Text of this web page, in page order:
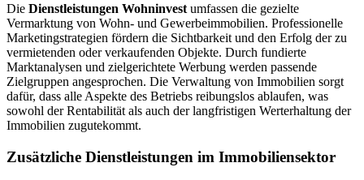
Die Dienstleistungen Wohninvest umfassen die gezielte
Vermarktung von Wohn- und Gewerbeimmobilien. Professionelle
Marketingstrategien fördern die Sichtbarkeit und den Erfolg der zu
vermietenden oder verkaufenden Objekte. Durch fundierte
Marktanalysen und zielgerichtete Werbung werden passende
Zielgruppen angesprochen. Die Verwaltung von Immobilien sorgt
dafür, dass alle Aspekte des Betriebs reibungslos ablaufen, was
sowohl der Rentabilität als auch der langfristigen Werterhaltung der
Immobilien zugutekommt.
Zusätzliche Dienstleistungen im Immobiliensektor